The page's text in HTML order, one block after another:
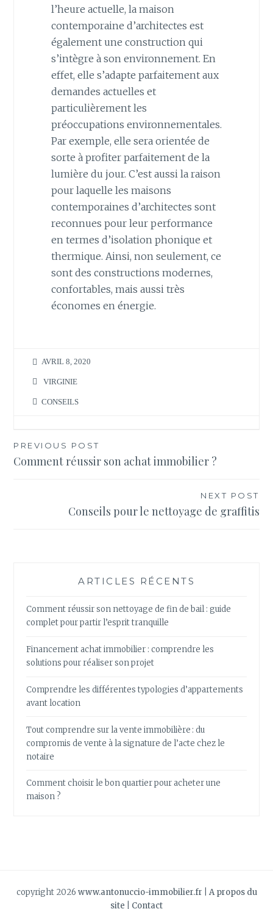
l’heure actuelle, la maison
contemporaine d’architectes est
également une construction qui
s’intègre à son environnement. En
effet, elle s’adapte parfaitement aux
demandes actuelles et
particulièrement les
préoccupations environnementales.
Par exemple, elle sera orientée de
sorte à profiter parfaitement de la
lumière du jour. C’est aussi la raison
pour laquelle les maisons
contemporaines d’architectes sont
reconnues pour leur performance
en termes d’isolation phonique et
thermique. Ainsi, non seulement, ce
sont des constructions modernes,
confortables, mais aussi très
économes en énergie.
AVRIL 8, 2020
VIRGINIE
CONSEILS
Navigation
de
PREVIOUS POST
Comment réussir son achat immobilier ?
NEXT POST
Conseils pour le nettoyage de graffitis
ARTICLES RÉCENTS
Comment réussir son nettoyage de fin de bail : guide
complet pour partir l’esprit tranquille
Financement achat immobilier : comprendre les
solutions pour réaliser son projet
Comprendre les différentes typologies d’appartements
avant location
Tout comprendre sur la vente immobilière : du
compromis de vente à la signature de l’acte chez le
notaire
Comment choisir le bon quartier pour acheter une
maison ?
copyright 2026 www.antonuccio-immobilier.fr
A propos du
site
Contact